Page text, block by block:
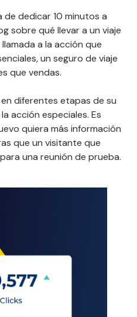
a ese tema en tu
de dedicar 10 minutos a
sobre qué llevar a un viaje
un seguro de viaje
que vendas.
diferentes etapas de su
acción especiales. Es
que un visitante que
una reunión de prueba.